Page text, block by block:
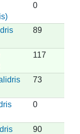
0
89
117
73
0
90